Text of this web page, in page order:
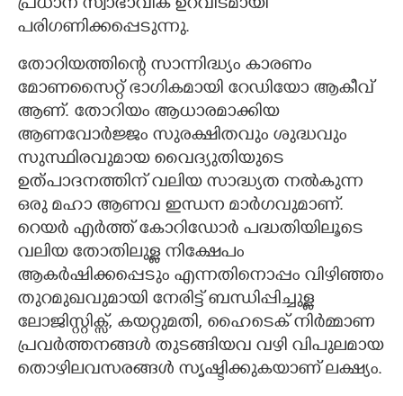
പ്രധാന സ്വാഭാവിക ഉറവിടമായി
പരിഗണിക്കപ്പെടുന്നു.
തോറിയത്തിന്റെ സാന്നിദ്ധ്യം കാരണം
മോണസൈറ്റ് ഭാഗികമായി റേഡിയോ ആകീവ്
ആണ്. തോറിയം ആധാരമാക്കിയ
ആണവോർജ്ജം സുരക്ഷിതവും ശുദ്ധവും
സുസ്ഥിരവുമായ വൈദ്യുതിയുടെ
ഉത്പാദനത്തിന് വലിയ സാദ്ധ്യത നൽകുന്ന
ഒരു മഹാ ആണവ ഇന്ധന മാർഗവുമാണ്.
റെയർ എർത്ത് കോറിഡോർ പദ്ധതിയിലൂടെ
വലിയ തോതിലുള്ള നിക്ഷേപം
ആകർഷിക്കപ്പെടും എന്നതിനൊപ്പം വിഴിഞ്ഞം
തുറമുഖവുമായി നേരിട്ട് ബന്ധിപ്പിച്ചുള്ള
ലോജിസ്റ്റിക്സ്, കയറ്റുമതി, ഹൈടെക് നിർമ്മാണ
പ്രവർത്തനങ്ങൾ തുടങ്ങിയവ വഴി വിപുലമായ
തൊഴിലവസരങ്ങൾ സൃഷ്ടിക്കുകയാണ് ലക്ഷ്യം.